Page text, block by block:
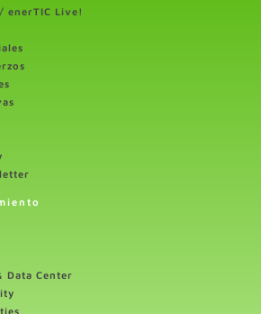
enerTIC Live!
Data Center